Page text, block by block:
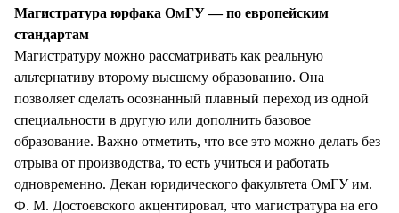
Магистратура юрфака ОмГУ — по европейским
стандартам
Магистратуру можно рассматривать как реальную
альтернативу второму высшему образованию. Она
позволяет сделать осознанный плавный переход из одной
специальности в другую или дополнить базовое
образование. Важно отметить, что все это можно делать без
отрыва от производства, то есть учиться и работать
одновременно. Декан юридического факультета ОмГУ им.
Ф. М. Достоевского акцентировал, что магистратура на его